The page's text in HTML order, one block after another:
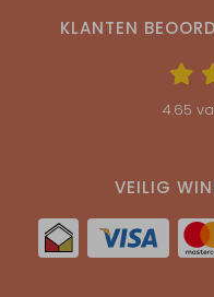
KLANTEN
4.65
VEILIG